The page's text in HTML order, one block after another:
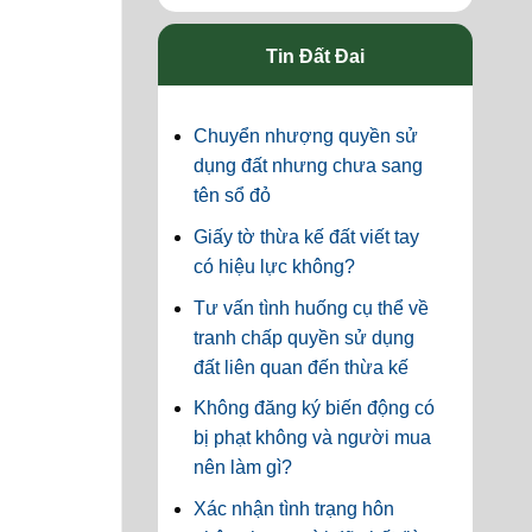
Tin Đất Đai
Chuyển nhượng quyền sử
dụng đất nhưng chưa sang
tên sổ đỏ
Giấy tờ thừa kế đất viết tay
có hiệu lực không?
Tư vấn tình huống cụ thể về
tranh chấp quyền sử dụng
đất liên quan đến thừa kế
Không đăng ký biến động có
bị phạt không và người mua
nên làm gì?
Xác nhận tình trạng hôn